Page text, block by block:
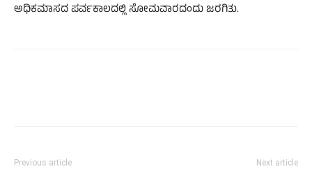
ಅಧಿಕಮಾಸದ ಪರ್ವಕಾಲದಲ್ಲಿ ಸೋಮವಾರದಂದು ಜರಗಿತು.
Previous article Next article